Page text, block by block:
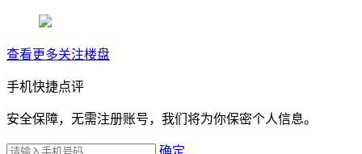
查看更多关注楼盘
手机快捷点评
安全保障，无需注册账号，我们将为你保密个人信息。
确定